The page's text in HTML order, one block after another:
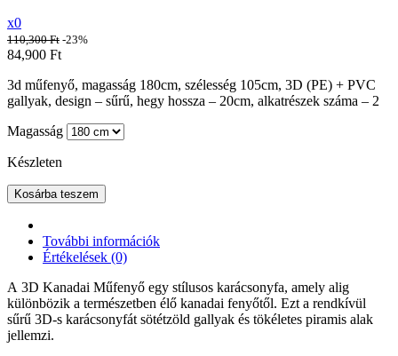
x0
110,300Ft -23%
84,900 Ft
3d műfenyő, magasság 180cm, szélesség 105cm, 3D (PE) + PVC
gallyak, design – sűrű, hegy hossza – 20cm, alkatrészek száma – 2
Magasság
Készleten
Kosárba teszem
További információk
Értékelések (0)
A 3D Kanadai Műfenyő egy stílusos karácsonyfa, amely alig
különbözik a természetben élő kanadai fenyőtől. Ezt a rendkívül
sűrű 3D-s karácsonyfát sötétzöld gallyak és tökéletes piramis alak
jellemzi.